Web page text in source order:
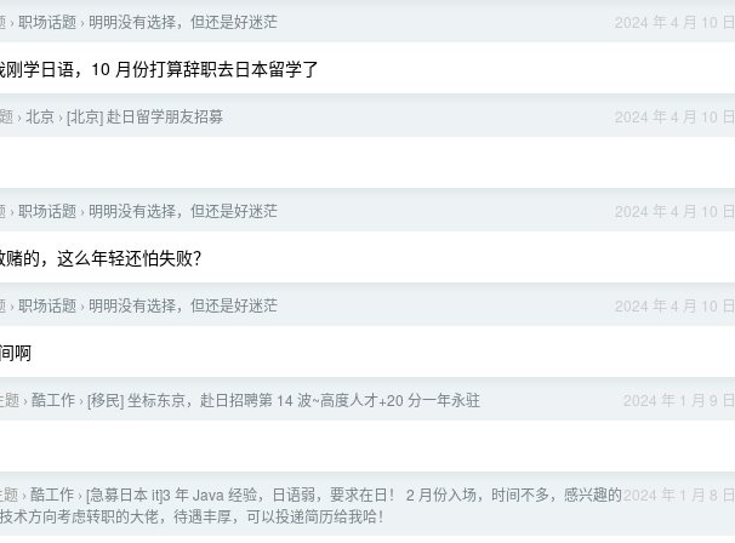
2024 年 4 月 10 日
› 职场话题 › 明明没有选择，但还是好迷茫
学日语，10 月份打算辞职去日本留学了
2024 年 4 月 10 日
› 北京 › [北京] 赴日留学朋友招募
2024 年 4 月 10 日
› 职场话题 › 明明没有选择，但还是好迷茫
的，这么年轻还怕失败？
2024 年 4 月 10 日
› 职场话题 › 明明没有选择，但还是好迷茫
啊
2024 年 1 月 9 日
题 › 酷工作 › [移民] 坐标东京，赴日招聘第 14 波~高度人才+20 分一年永驻
2024 年 1 月 8 日
题 › 酷工作 › [急募日本 it]3 年 Java 经验，日语弱，要求在日！ 2 月份入场，时间不多，感兴趣的
术方向考虑转职的大佬，待遇丰厚，可以投递简历给我哈！